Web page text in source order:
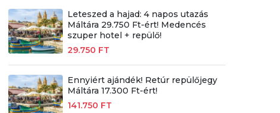
Leteszed a hajad: 4 napos utazás
Máltára 29.750 Ft-ért! Medencés
szuper hotel + repülő!
29.750 FT
Ennyiért ajándék! Retúr repülőjegy
Máltára 17.300 Ft-ért!
141.750 FT